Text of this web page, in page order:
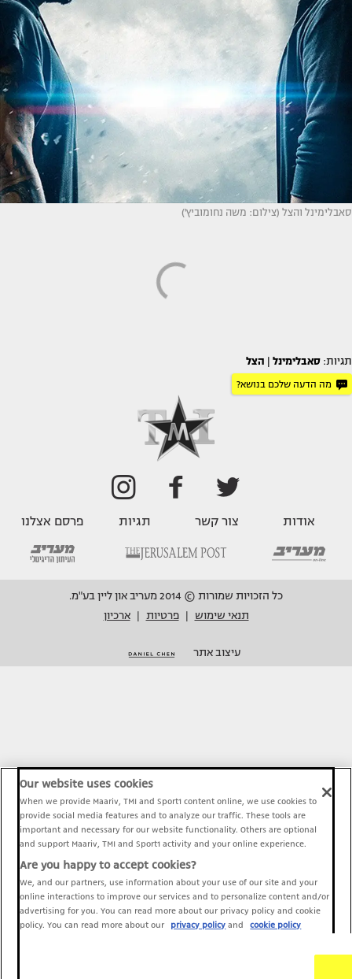
סאבלימינל והצל (צילום: משה נחומוביץ')
תגיות: סאבלימינל הצל
מה הדעה שלכם בנושא?
אודות צור קשר תגיות פרסם אצלנו
כל הזכויות שמורות © 2014 מעריב און ליין בע"מ.
תנאי שימוש
פרטיות ארכיון
עיצוב אתר
Our website uses cookies
When we provide Maariv, TMI and Sport1 content online, we use cookies to
provide social media features and to analyze our traffic. These tools are
important and necessary for our website functionality. Others are optional
and support Maariv, TMI and Sport1 activity and your online experience.
Are you happy to accept cookies?
We, and our partners, use information about your use of our site and your
online interactions to improve our services and to personalize content and/or
advertising for you. You can read more about our privacy policy and cookie
policy. You can read more about our
privacy policy and cookie policy